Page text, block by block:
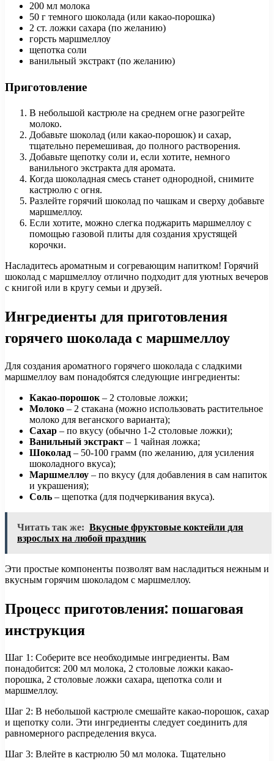
200 мл молока
50 г темного шоколада (или какао-порошка)
2 ст. ложки сахара (по желанию)
горсть маршмеллоу
щепотка соли
ванильный экстракт (по желанию)
Приготовление
В небольшой кастрюле на среднем огне разогрейте
молоко.
Добавьте шоколад (или какао-порошок) и сахар,
тщательно перемешивая, до полного растворения.
Добавьте щепотку соли и, если хотите, немного
ванильного экстракта для аромата.
Когда шоколадная смесь станет однородной, снимите
кастрюлю с огня.
Разлейте горячий шоколад по чашкам и сверху добавьте
маршмеллоу.
Если хотите, можно слегка поджарить маршмеллоу с
помощью газовой плиты для создания хрустящей
корочки.
Насладитесь ароматным и согревающим напитком! Горячий
шоколад с маршмеллоу отлично подходит для уютных вечеров
с книгой или в кругу семьи и друзей.
Ингредиенты для приготовления
горячего шоколада с маршмеллоу
Для создания ароматного горячего шоколада с сладкими
маршмеллоу вам понадобятся следующие ингредиенты:
Какао-порошок – 2 столовые ложки;
Молоко – 2 стакана (можно использовать растительное
молоко для веганского варианта);
Сахар – по вкусу (обычно 1-2 столовые ложки);
Ванильный экстракт – 1 чайная ложка;
Шоколад – 50-100 грамм (по желанию, для усиления
шоколадного вкуса);
Маршмеллоу – по вкусу (для добавления в сам напиток
и украшения);
Соль – щепотка (для подчеркивания вкуса).
Читать так же: Вкусные фруктовые коктейли для
взрослых на любой праздник
Эти простые компоненты позволят вам насладиться нежным и
вкусным горячим шоколадом с маршмеллоу.
Процесс приготовления: пошаговая
инструкция
Шаг 1: Соберите все необходимые ингредиенты. Вам
понадобится: 200 мл молока, 2 столовые ложки какао-
порошка, 2 столовые ложки сахара, щепотка соли и
маршмеллоу.
Шаг 2: В небольшой кастрюле смешайте какао-порошок, сахар
и щепотку соли. Эти ингредиенты следует соединить для
равномерного распределения вкуса.
Шаг 3: Влейте в кастрюлю 50 мл молока. Тщательно